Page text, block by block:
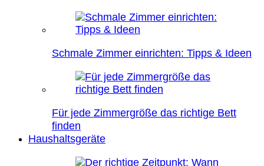
Schmale Zimmer einrichten: Tipps & Ideen
Für jede Zimmergröße das richtige Bett
finden
Haushaltsgeräte